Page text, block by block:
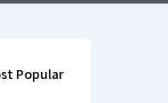
Popular: